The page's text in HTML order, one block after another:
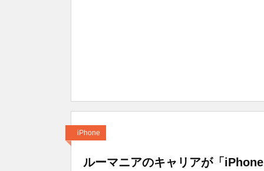
iPhone
ルーマニアのキャリアが「